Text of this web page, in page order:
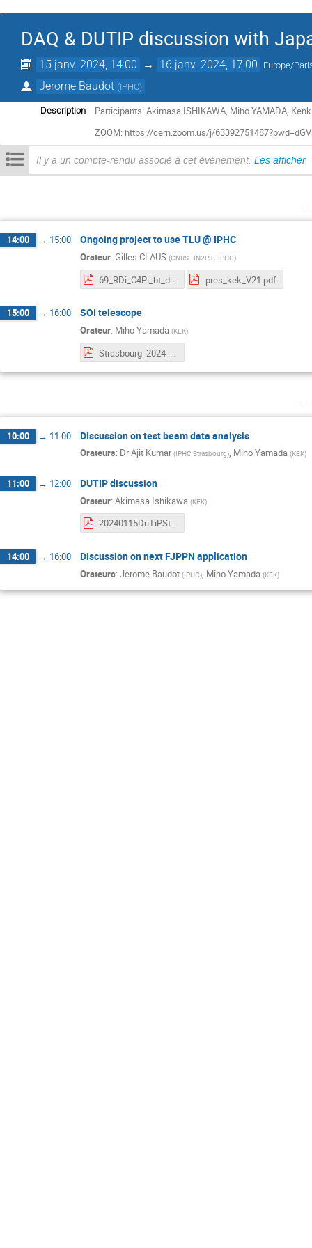
DAQ & DUTIP discussion with
15 janv. 2024, 14:00 → 16 janv. 2024, 17:00 Europe/
Jerome Baudot (IPHC)
Description
Participants: Akimasa ISHIKAWA, Miho YAMADA,
ZOOM: https://cern.zoom.us/j/
Il y a un compte-rendu associé à cet événement. Les afficher.
14:00 → 15:00 Ongoing project to use TLU @ IPHC
Orateur: Gilles CLAUS (CNRS - IN2P3 - IPHC)
69_RDi_C4Pi_bt_daq_migration_to_eudaq__pres_Miho_YAMADA_KEK_v10.pdf pres_kek_V21.pdf
15:00 → 16:00 SOI telescope
Orateur: Miho Yamada (KEK)
10:00 → 11:00 Discussion on test beam data analysis
Orateurs: DrAjit Kumar (IPHC Strasbourg), Miho Yamada (KEK)
11:00 → 12:00 DUTIP discussion
Orateur: Akimasa Ishikawa (KEK)
20240115DuTiPStrasbourg_v1.0_ishikawa.pdf
14:00 → 16:00 Discussion on next FJPPN application
Orateurs: Jerome Baudot (IPHC), Miho Yamada (KEK)